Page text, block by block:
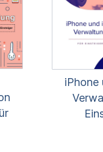
iPhone